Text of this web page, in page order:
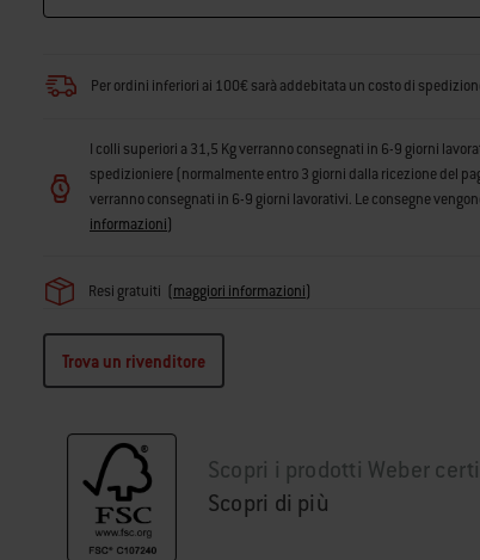
Per ordini inferiori ai 100€ sarà addebitata un costo di
I colli superiori a 31,5 Kg verranno consegnati in 6-9 giorni
spedizioniere (normalmente entro 3 giorni dalla ricezione del
verranno consegnati in 6-9 giorni lavorativi. Le consegne
informazioni)
Resi gratuiti (maggiori informazioni)
Trova un rivenditore
Scopri i prodotti Weber
Scopri di più